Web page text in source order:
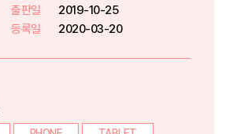
출판일
2019-10-25
등록일
2020-03-20